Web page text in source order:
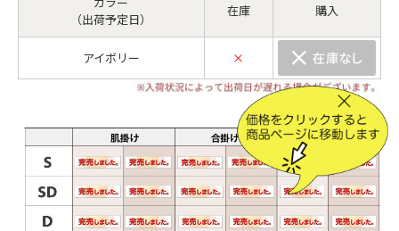
（出荷予定日）
在庫 購入
アイボリー ×